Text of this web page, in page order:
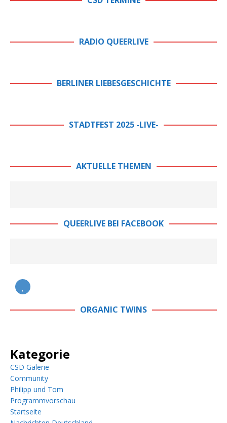
RADIO QUEERLIVE
BERLINER LIEBESGESCHICHTE
STADTFEST 2025 -LIVE-
AKTUELLE THEMEN
QUEERLIVE BEI FACEBOOK
ORGANIC TWINS
Kategorie
CSD Galerie
Community
Philipp und Tom
Programmvorschau
Startseite